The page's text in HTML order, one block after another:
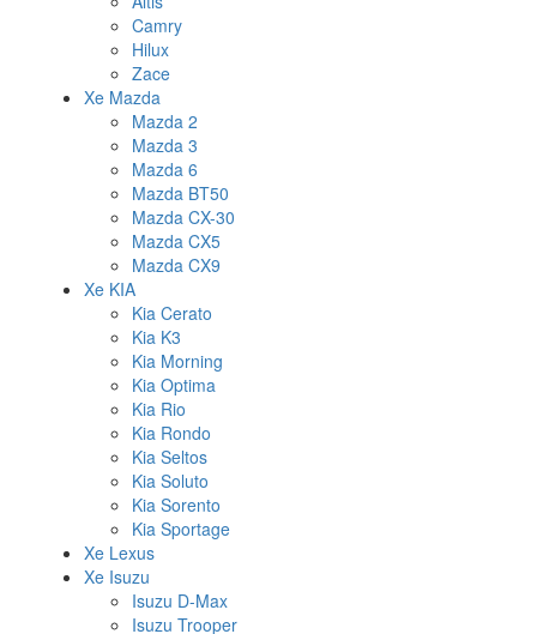
Camry
Hilux
Zace
Xe Mazda
Mazda 2
Mazda 3
Mazda 6
Mazda BT50
Mazda CX-30
Mazda CX5
Mazda CX9
Xe KIA
Kia Cerato
Kia K3
Kia Morning
Kia Optima
Kia Rio
Kia Rondo
Kia Seltos
Kia Soluto
Kia Sorento
Kia Sportage
Xe Lexus
Xe Isuzu
Isuzu D-Max
Isuzu Trooper